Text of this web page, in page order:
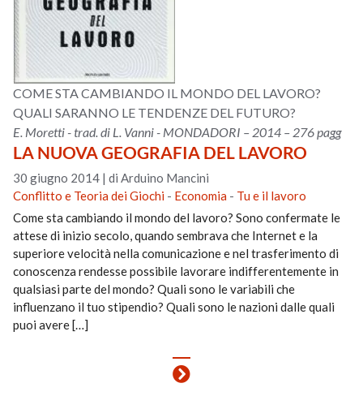
COME STA CAMBIANDO IL MONDO DEL LAVORO?
QUALI SARANNO LE TENDENZE DEL FUTURO?
E. Moretti - trad. di L. Vanni - MONDADORI – 2014 – 276 pagg
LA NUOVA GEOGRAFIA DEL LAVORO
30 giugno 2014 |di Arduino Mancini
Conflitto e Teoria dei Giochi - Economia - Tu e il lavoro
Come sta cambiando il mondo del lavoro? Sono confermate le
attese di inizio secolo, quando sembrava che Internet e la
superiore velocità nella comunicazione e nel trasferimento di
conoscenza rendesse possibile lavorare indifferentemente in
qualsiasi parte del mondo? Quali sono le variabili che
influenzano il tuo stipendio? Quali sono le nazioni dalle quali
puoi avere […]